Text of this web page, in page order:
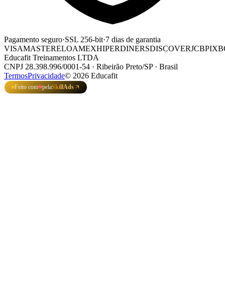
Pagamento seguro·SSL 256-bit·7 dias de garantia
VISAMASTERELOAMEXHIPERDINERSDISCOVERJCBPIX
Educafit Treinamentos LTDA
CNPJ 28.398.996/0001-54 · Ribeirão Preto/SP · Brasil
TermosPrivacidade© 2026 Educafit
Feito com❤pelaSkillAds